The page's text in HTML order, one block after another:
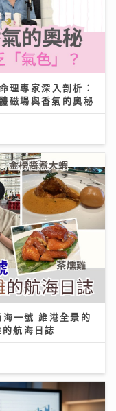
理專家深入剖析：
磁場與香氣的奧秘
一號 維港全景的
航海日誌